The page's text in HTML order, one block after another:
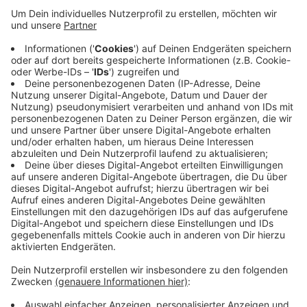
Veröffentlicht:Donnerstag, 20.11.2025 15:41
Anzeige
Wie genau der LKW in Brand geraten ist, ist noch
unklar. Die Polizei hat aber bereits eine Strafanzeige
wegen Brandstiftung gestellt. Verletzt wurde bei dem
Feuer niemand. Der LKW wurde jedoch im Bereich des
Führerhauses vollständig zerstört.
Anzeige